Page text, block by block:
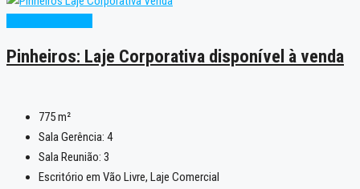
Pinheiros: Laje Corporativa disponível à venda
775m²
Sala Gerência: 4
Sala Reunião: 3
Escritório em Vão Livre, Laje Comercial